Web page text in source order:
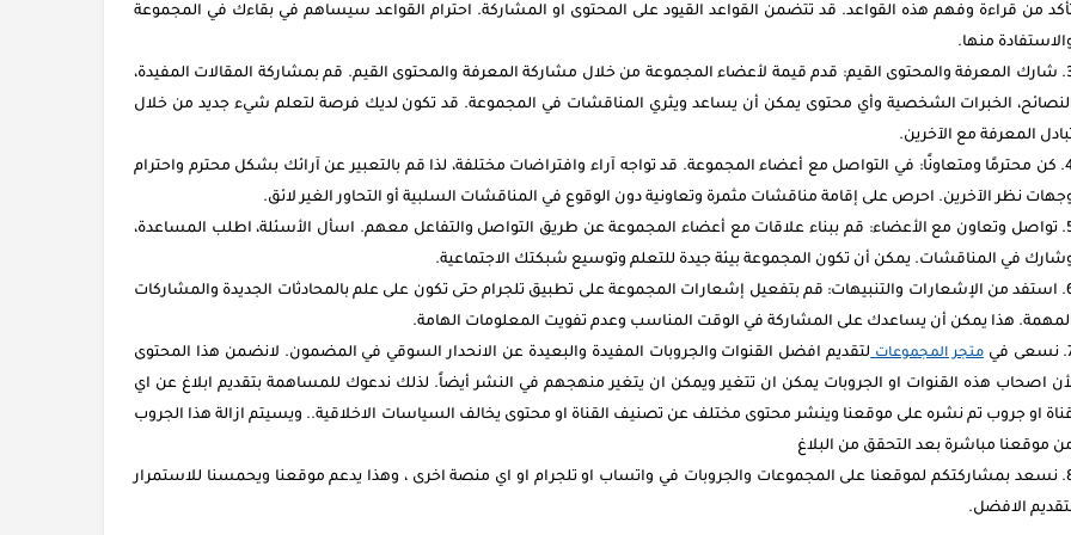
من قراءة وفهم هذه القواعد. قد تتضمن القواعد القيود على المحتوى او المشاركة. احترام القواعد سيساهم في بقاءك في المجموعة
منها.
شارك المعرفة والمحتوى القيم: قدم قيمة لأعضاء المجموعة من خلال مشاركة المعرفة والمحتوى القيم. قم بمشاركة المقالات المفيدة،
الخبرات الشخصية وأي محتوى يمكن أن يساعد ويثري المناقشات في المجموعة. قد تكون لديك فرصة لتعلم شيء جديد من خلال
المعرفة مع الآخرين.
كن محترمًا ومتعاونًا: في التواصل مع أعضاء المجموعة. قد تواجه آراء وافتراضات مختلفة، لذا قم بالتعبير عن آرائك بشكل محترم واحترام
نظر الآخرين. احرص على إقامة مناقشات مثمرة وتعاونية دون الوقوع في المناقشات السلبية أو التحاور الغير لائق.
تواصل وتعاون مع الأعضاء: قم ببناء علاقات مع أعضاء المجموعة عن طريق التواصل والتفاعل معهم. اسأل الأسئلة، اطلب المساعدة،
في المناقشات. يمكن أن تكون المجموعة بيئة جيدة للتعلم وتوسيع شبكتك الاجتماعية.
استفد من الإشعارات والتنبيهات: قم بتفعيل إشعارات المجموعة على تطبيق تلجرام حتى تكون على علم بالمحادثات الجديدة والمشاركات
هذا يمكن أن يساعدك على المشاركة في الوقت المناسب وعدم تفويت المعلومات الهامة.
نسعى فيمتجر المجموعاتلتقديم افضل القنوات والجروبات المفيدة والبعيدة عن الانحدار السوقي في المضمون. لانضمن هذا المحتوى
اصحاب هذه القنوات او الجروبات يمكن ان تتغير ويمكن ان يتغير منهجهم في النشر أيضاً. لذلك ندعوك للمساهمة بتقديم ابلاغ عن اي
او جروب تم نشره على موقعنا وينشر محتوى مختلف عن تصنيف القناة او محتوى يخالف السياسات الاخلاقية.. ويسيتم ازالة هذا الجروب
موقعنا مباشرة بعد التحقق من البلاغ
نسعد بمشاركتكم لموقعنا على المجموعات والجروبات في واتساب او تلجرام او اي منصة اخرى ، وهذا يدعم موقعنا ويحمسنا للاستمرار
الافضل.